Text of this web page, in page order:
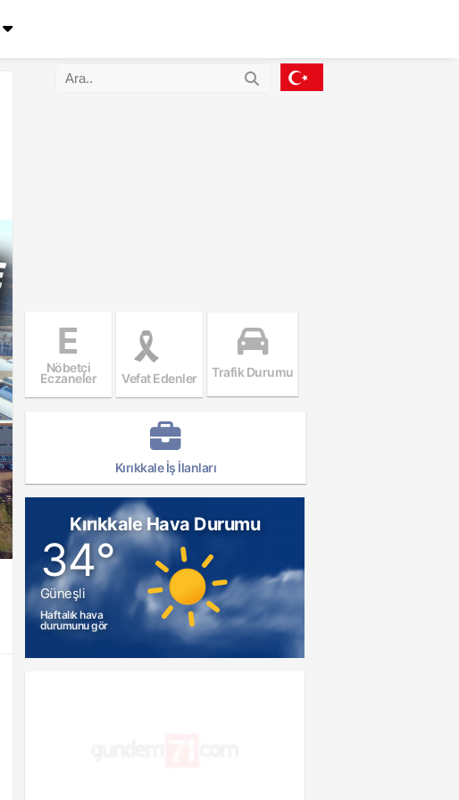
E
Nöbetçi
Eczaneler Vefat Edenler Trafik Durumu
Kırıkkale İş İlanları
Kırıkkale Hava Durumu
34°
Güneşli
Haftalık hava
durumunu gör